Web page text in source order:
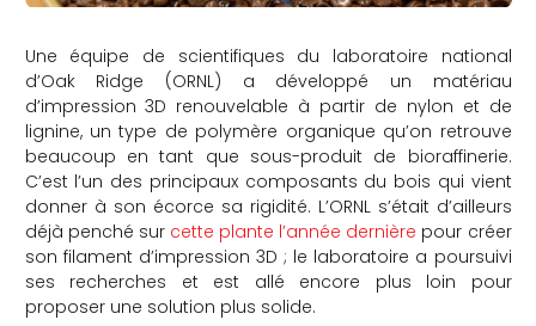
Une équipe de scientifiques du laboratoire national
d’Oak Ridge (ORNL) a développé un matériau
d’impression 3D renouvelable à partir de nylon et de
lignine, un type de polymère organique qu’on retrouve
beaucoup en tant que sous-produit de bioraffinerie.
C’est l’un des principaux composants du bois qui vient
donner à son écorce sa rigidité. L’ORNL s’était d’ailleurs
déjà penché sur cette plante l’année dernière pour créer
son filament d’impression 3D ; le laboratoire a poursuivi
ses recherches et est allé encore plus loin pour
proposer une solution plus solide.